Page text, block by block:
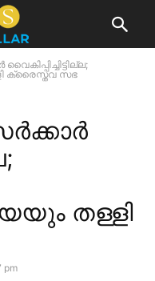
ക്രൈസ്തവ സഭ
തള്ളി
pm